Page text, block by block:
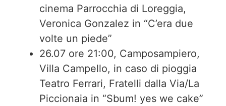
cinema Parrocchia di Loreggia,
Veronica Gonzalez in “C’era due
volte un piede”
26.07 ore 21:00, Camposampiero,
Villa Campello, in caso di pioggia
Teatro Ferrari, Fratelli dalla Via/La
Piccionaia in “Sbum! yes we cake”